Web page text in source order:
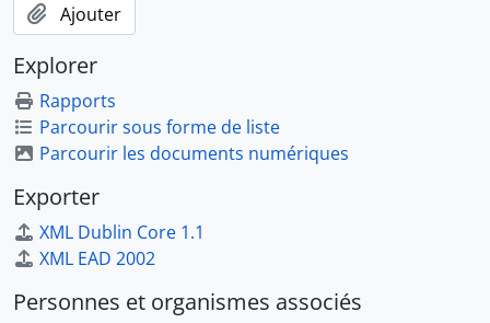
Ajouter
Explorer
Rapports
Parcourir sous forme de liste
Parcourir les documents numériques
Exporter
XML Dublin Core 1.1
XML EAD 2002
Personnes et organismes associés